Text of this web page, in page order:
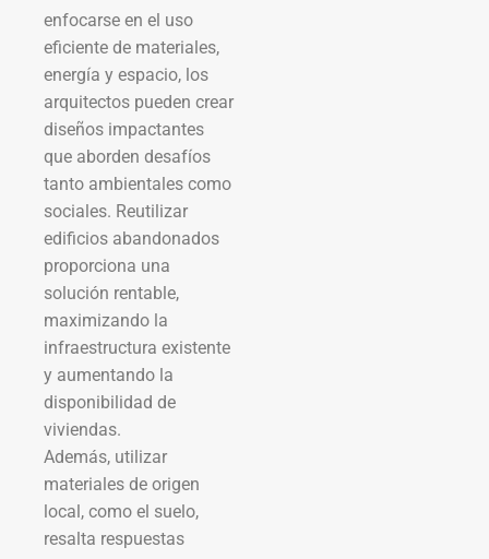
enfocarse en el uso
eficiente de materiales,
energía y espacio, los
arquitectos pueden crear
diseños impactantes
que aborden desafíos
tanto ambientales como
sociales. Reutilizar
edificios abandonados
proporciona una
solución rentable,
maximizando la
infraestructura existente
y aumentando la
disponibilidad de
viviendas.
Además, utilizar
materiales de origen
local, como el suelo,
resalta respuestas